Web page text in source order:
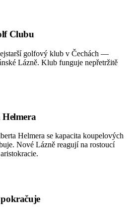
Clubu
golfový klub v Čechách —
Lázně. Klub funguje nepřetržitě
Helmera
Helmera se kapacita koupelových
Nové Lázně reagují na rostoucí